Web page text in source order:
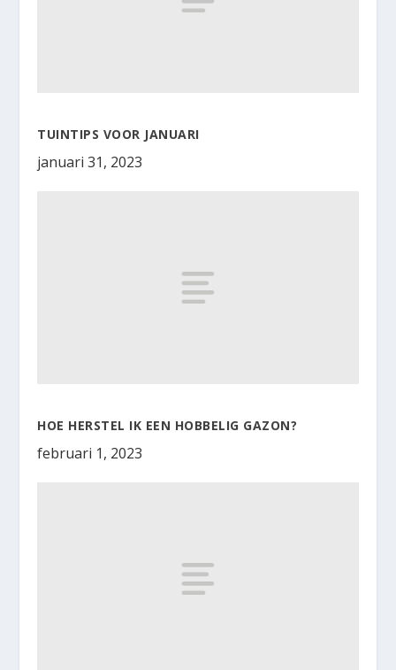
TUINTIPS VOOR JANUARI
januari 31, 2023
HOE HERSTEL IK EEN HOBBELIG GAZON?
februari 1, 2023